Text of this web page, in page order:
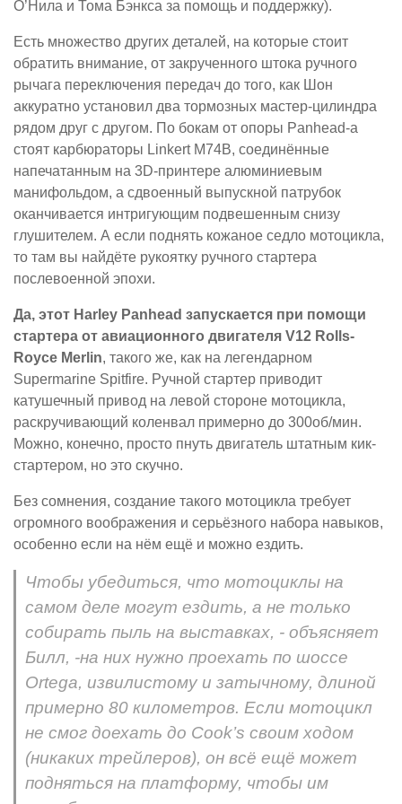
О’Нила и Тома Бэнкса за помощь и поддержку).
Есть множество других деталей, на которые стоит
обратить внимание, от закрученного штока ручного
рычага переключения передач до того, как Шон
аккуратно установил два тормозных мастер-цилиндра
рядом друг с другом. По бокам от опоры Panhead-а
стоят карбюраторы Linkert M74B, соединённые
напечатанным на 3D-принтере алюминиевым
манифольдом, а сдвоенный выпускной патрубок
оканчивается интригующим подвешенным снизу
глушителем. А если поднять кожаное седло мотоцикла,
то там вы найдёте рукоятку ручного стартера
послевоенной эпохи.
Да, этот Harley Panhead запускается при помощи
стартера от авиационного двигателя V12 Rolls-
Royce Merlin, такого же, как на легендарном
Supermarine Spitfire. Ручной стартер приводит
катушечный привод на левой стороне мотоцикла,
раскручивающий коленвал примерно до 300об/мин.
Можно, конечно, просто пнуть двигатель штатным кик-
стартером, но это скучно.
Без сомнения, создание такого мотоцикла требует
огромного воображения и серьёзного набора навыков,
особенно если на нём ещё и можно ездить.
Чтобы убедиться, что мотоциклы на
самом деле могут ездить, а не только
собирать пыль на выставках, - объясняет
Билл, -на них нужно проехать по шоссе
Ortega, извилистому и затычному, длиной
примерно 80 километров. Если мотоцикл
не смог доехать до Cook’s своим ходом
(никаких трейлеров), он всё ещё может
подняться на платформу, чтобы им